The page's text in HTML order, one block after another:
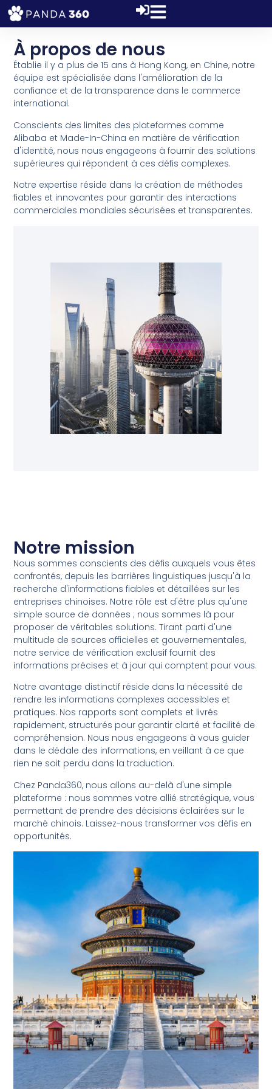
À propos de nous
Établie il y a plus de 15 ans à Hong Kong, en Chine, notre
équipe est spécialisée dans l'amélioration de la
confiance et de la transparence dans le commerce
international.
Conscients des limites des plateformes comme
Alibaba et Made-In-China en matière de vérification
d'identité, nous nous engageons à fournir des solutions
supérieures qui répondent à ces défis complexes.
Notre expertise réside dans la création de méthodes
fiables et innovantes pour garantir des interactions
commerciales mondiales sécurisées et transparentes.
Notre mission
Nous sommes conscients des défis auxquels vous êtes
confrontés, depuis les barrières linguistiques jusqu'à la
recherche d'informations fiables et détaillées sur les
entreprises chinoises. Notre rôle est d'être plus qu'une
simple source de données ; nous sommes là pour
proposer de véritables solutions. Tirant parti d'une
multitude de sources officielles et gouvernementales,
notre service de vérification exclusif fournit des
informations précises et à jour qui comptent pour vous.
Notre avantage distinctif réside dans la nécessité de
rendre les informations complexes accessibles et
pratiques. Nos rapports sont complets et livrés
rapidement, structurés pour garantir clarté et facilité de
compréhension. Nous nous engageons à vous guider
dans le dédale des informations, en veillant à ce que
rien ne soit perdu dans la traduction.
Chez Panda360, nous allons au-delà d'une simple
plateforme : nous sommes votre allié stratégique, vous
permettant de prendre des décisions éclairées sur le
marché chinois. Laissez-nous transformer vos défis en
opportunités.